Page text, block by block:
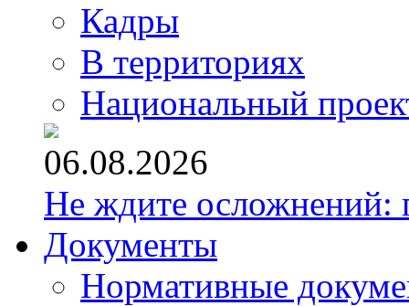
Кадры
В территориях
Национальный
06.08.2026
Не ждите осложнений:
Документы
Нормативные